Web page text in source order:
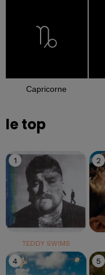
Capricorne
le top
1
TEDDY SWIMS
2
4 5